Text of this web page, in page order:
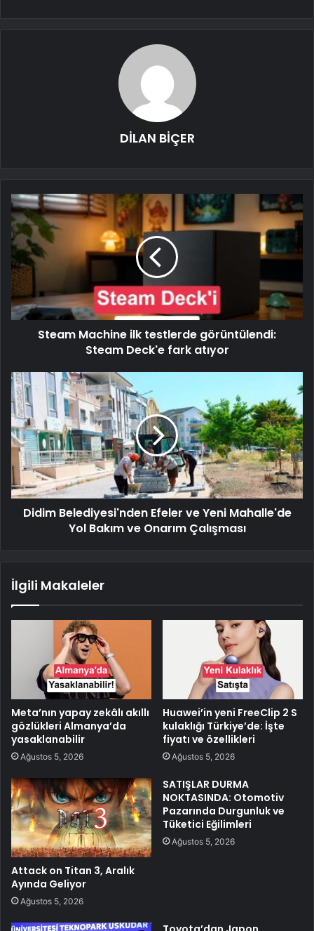
DİLAN BİÇER
Steam Machine ilk testlerde görüntülendi:
Steam Deck'e fark atıyor
Didim Belediyesi'nden Efeler ve Yeni Mahalle'de
Yol Bakım ve Onarım Çalışması
İlgili Makaleler
Meta’nın yapay zekâlı akıllı
gözlükleri Almanya’da
yasaklanabilir
Ağustos 5, 2026
Huawei’in yeni FreeClip 2 S
kulaklığı Türkiye’de: İşte
fiyatı ve özellikleri
Ağustos 5, 2026
Attack on Titan 3, Aralık
Ayında Geliyor
Ağustos 5, 2026
SATIŞLAR DURMA
NOKTASINDA: Otomotiv
Pazarında Durgunluk ve
Tüketici Eğilimleri
Ağustos 5, 2026